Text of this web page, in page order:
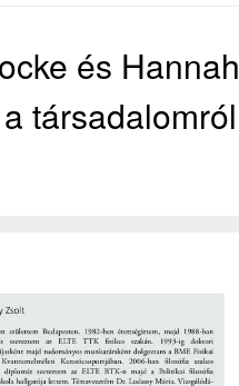
és Hannah
társadalomról